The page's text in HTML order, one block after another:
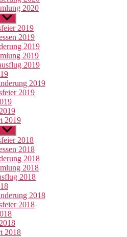
2020
Untermenü
anzeigen
2019
2019
2019
2019
2019
2019
2019
2019
Untermenü
anzeigen
2018
2018
2018
2018
2018
2018
2018
2018